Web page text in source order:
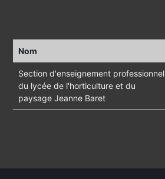
Nom
Section d'enseignement professionnel
du lycée de l'horticulture et du
paysage Jeanne Baret